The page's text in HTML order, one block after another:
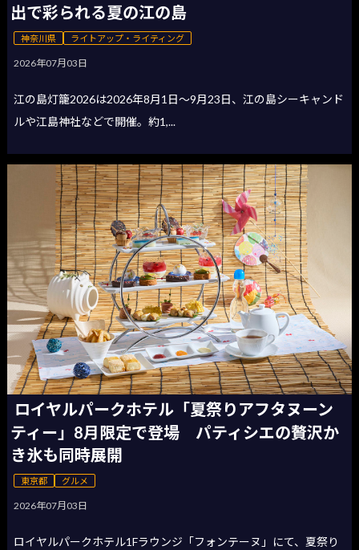
出で彩られる夏の江の島
神奈川県 ライトアップ・ライティング
2026年07月03日
江の島灯籠2026は2026年8月1日〜9月23日、江の島シーキャンド
ルや江島神社などで開催。約1,...
ロイヤルパークホテル「夏祭りアフタヌーン
ティー」8月限定で登場 パティシエの贅沢か
き氷も同時展開
東京都 グルメ
2026年07月03日
ロイヤルパークホテル1Fラウンジ「フォンテーヌ」にて、夏祭り